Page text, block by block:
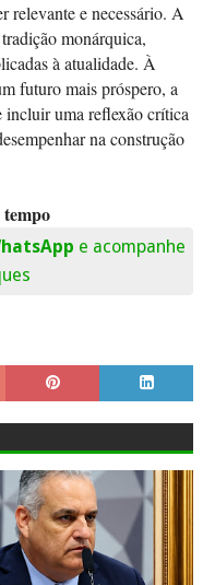
relevante e necessário. A
monárquica,
à atualidade. À
futuro mais próspero, a
incluir uma reflexão crítica
na construção
e acompanhe